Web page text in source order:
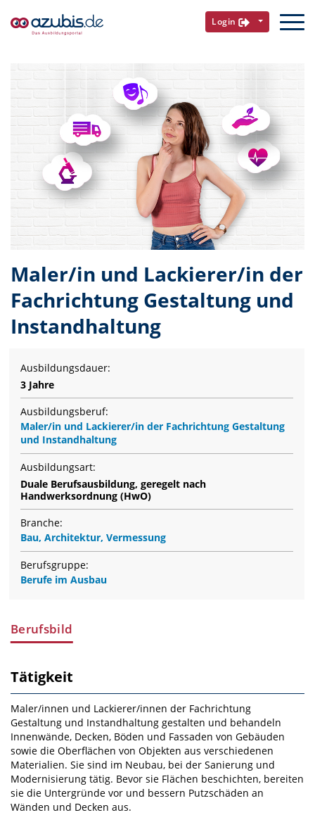
Login
Maler/in und Lackierer/in der
Fachrichtung Gestaltung und
Instandhaltung
Ausbildungsdauer:
3 Jahre
Ausbildungsberuf:
Maler/in und Lackierer/in der Fachrichtung Gestaltung
und Instandhaltung
Ausbildungsart:
Duale Berufsausbildung, geregelt nach
Handwerksordnung (HwO)
Branche:
Bau, Architektur, Vermessung
Berufsgruppe:
Berufe im Ausbau
Berufsbild
Tätigkeit
Maler/innen und Lackierer/innen der Fachrichtung
Gestaltung und Instandhaltung gestalten und be­handeln
Innenwände, Decken, Böden und Fassaden von Gebäuden
sowie die Oberflächen von Ob­jekten aus verschiedenen
Materialien. Sie sind im Neubau, bei der Sanierung und
Modernisierung tä­tig. Bevor sie Flächen beschichten, bereiten
sie die Untergründe vor und bessern Putzschäden an
Wänden und Decken aus.